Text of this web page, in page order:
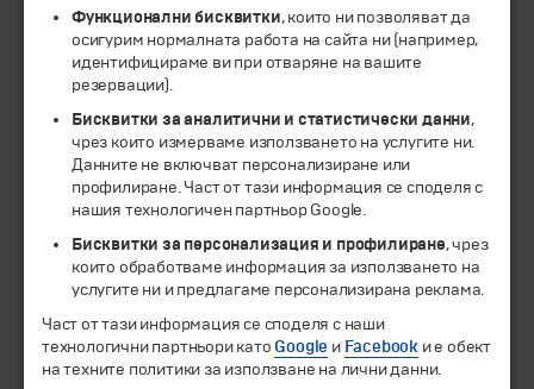
ЧЛЕН НА
© 1994-2026 Бохемия ООД.Всички права запазени.
Екскурзии и почивки
Направления
Функционални бисквитки, които ни позволяват да
осигурим нормалната работа на сайта ни (например,
идентифицираме ви при отваряне на вашите
резервации).
Бисквитки за аналитични и статистически данни,
чрез които измерваме използването на услугите ни.
Данните не включват персонализиране или
профилиране. Част от тази информация се споделя с
нашия технологичен партньор Google.
Бисквитки за персонализация и профилиране, чрез
които обработваме информация за използването на
услугите ни и предлагаме персонализирана реклама.
Част от тази информация се споделя с наши
технологични партньори като Google и Facebook и е обект
на техните политики за използване на лични данни.